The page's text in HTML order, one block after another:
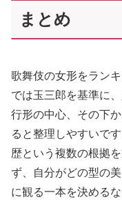
まとめ
歌舞伎の女形をラン
では玉三郎を基準に
行形の中心、その下
ると整理しやすいで
歴という複数の根拠
ず、自分がどの型の
に観る一本を決める